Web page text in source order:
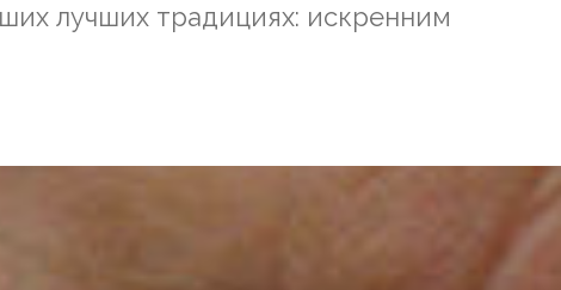
лучших традициях: искренним